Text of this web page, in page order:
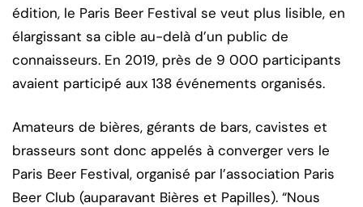
édition, le Paris Beer Festival se veut plus lisible, en
élargissant sa cible au-delà d’un public de
connaisseurs. En 2019, près de 9 000 participants
avaient participé aux 138 événements organisés.
Amateurs de bières, gérants de bars, cavistes et
brasseurs sont donc appelés à converger vers le
Paris Beer Festival, organisé par l’association Paris
Beer Club (auparavant Bières et Papilles). “Nous